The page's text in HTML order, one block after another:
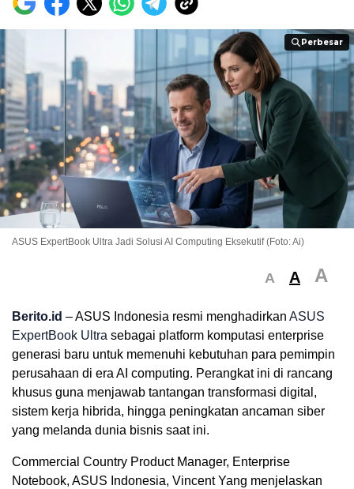
Perbesar
Perbesar
ASUS ExpertBook Ultra Jadi Solusi AI Computing Eksekutif (Foto: Ai)
A A A
Berito.id – ASUS Indonesia resmi menghadirkan ASUS
ExpertBook Ultra sebagai platform komputasi enterprise
generasi baru untuk memenuhi kebutuhan para pemimpin
perusahaan di era AI computing. Perangkat ini di rancang
khusus guna menjawab tantangan transformasi digital,
sistem kerja hibrida, hingga peningkatan ancaman siber
yang melanda dunia bisnis saat ini.
Commercial Country Product Manager, Enterprise
Notebook, ASUS Indonesia, Vincent Yang menjelaskan